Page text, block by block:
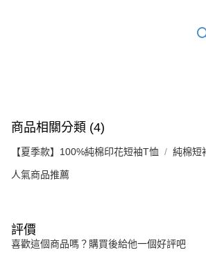
商品相關分類 (4)
【夏季款】100%純棉印花短袖T恤 純棉短
人氣商品推薦
評價
喜歡這個商品嗎？購買後給他一個好評吧